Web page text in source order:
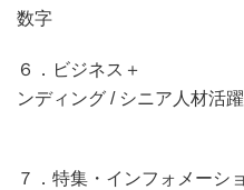
数字
６．ビジネス＋
ンディング / シニア人材活
ス
７．特集・インフォメー